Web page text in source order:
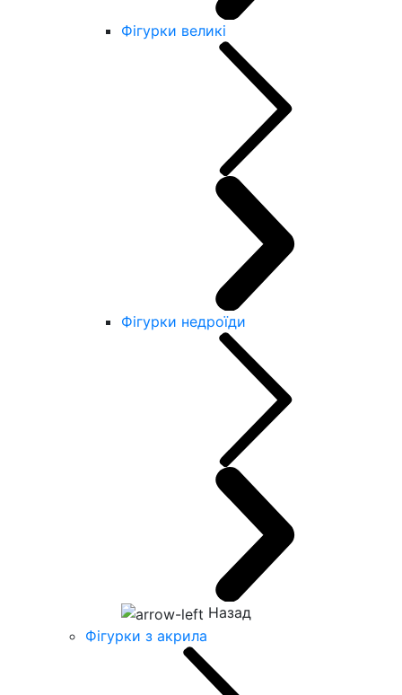
Фігурки великі
Фігурки недроїди
Назад
Фігурки з акрила